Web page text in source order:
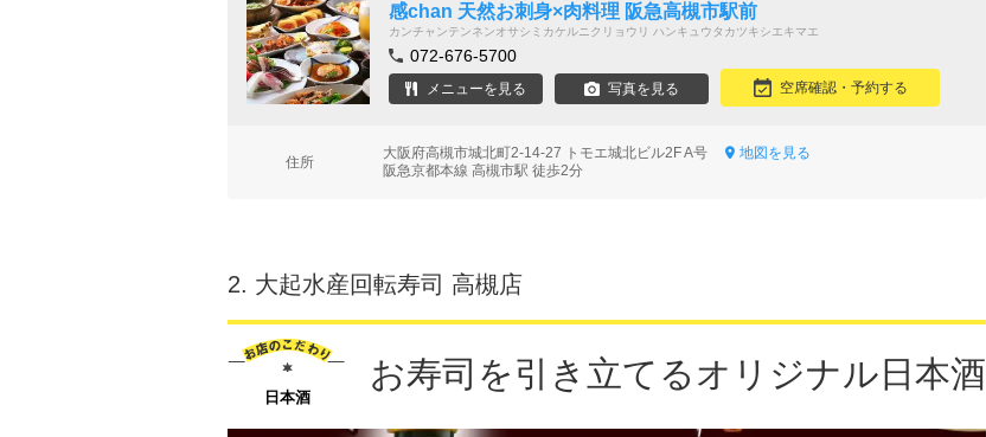
感chan 天然お刺身×肉料理 阪急高槻市駅前
カンチャンテンネンオサシミカケルニクリョウリ ハンキュウタカツキシエキマエ
072-676-5700
メニューを見る 写真を見る 空席確認・予約する
住所
大阪府高槻市城北町2-14-27 トモエ城北ビル2F A号
地図を見る
阪急京都本線 高槻市駅 徒歩2分
2. 大起水産回転寿司 高槻店
日本酒
お寿司を引き立てるオリジナル日本酒